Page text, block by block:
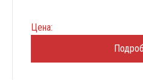
Цена: